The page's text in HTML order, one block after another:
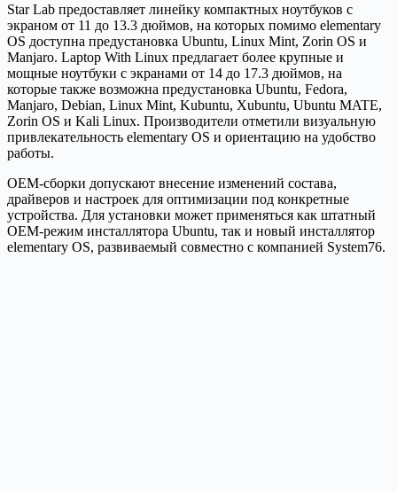
Star Lab предоставляет линейку компактных ноутбуков с
экраном от 11 до 13.3 дюймов, на которых помимо elementary
OS доступна предустановка Ubuntu, Linux Mint, Zorin OS и
Manjaro. Laptop With Linux предлагает более крупные и
мощные ноутбуки с экранами от 14 до 17.3 дюймов, на
которые также возможна предустановка Ubuntu, Fedora,
Manjaro, Debian, Linux Mint, Kubuntu, Xubuntu, Ubuntu MATE,
Zorin OS и Kali Linux. Производители отметили визуальную
привлекательность elementary OS и ориентацию на удобство
работы.
OEM-сборки допускают внесение изменений состава,
драйверов и настроек для оптимизации под конкретные
устройства. Для установки может применяться как штатный
OEM-режим инсталлятора Ubuntu, так и новый инсталлятор
elementary OS, развиваемый совместно с компанией System76.